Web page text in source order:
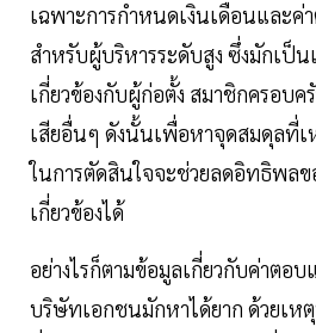
เฉพาะการกำหนดเงินเดือนและ
สำหรับผู้บริหารระดับสูง ซึ่งมักเป็น
เกี่ยวข้องกับผู้ก่อตั้ง สมาชิกครอบ
เสียอื่นๆ ดังนั้นเพื่อหาจุดสมดุลที่เ
ในการตัดสินใจจะช่วยลดอิทธิพลข
เกี่ยวข้องได้
อย่างไรก็ตามข้อมูลเกี่ยวกับค่าตอ
บริษัทเอกชนมักหาได้ยาก ด้วยเห